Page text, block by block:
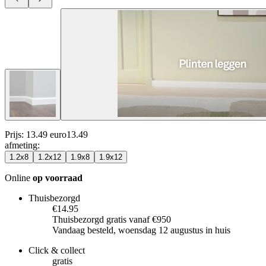
Prijs: 13.49 euro13.49
afmeting:
1.2x8 1.2x12 1.9x8 1.9x12
Online op voorraad
Thuisbezorgd
€14.95
Thuisbezorgd gratis vanaf €950
Vandaag besteld, woensdag 12 augustus in huis
Click & collect
gratis